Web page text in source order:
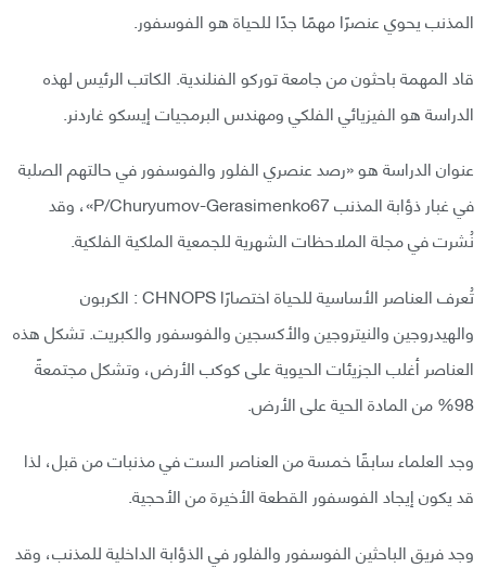
المذنب يحوي عنصرًا مهمًا جدًا للحياة هو الفوسفور.
قاد المهمة باحثون من جامعة توركو الفنلندية. الكاتب الرئيس لهذه
الدراسة هو الفيزيائي الفلكي ومهندس البرمجيات إيسكو غاردنر.
عنوان الدراسة هو «رصد عنصري الفلور والفوسفور في حالتهم الصلبة
في غبار ذؤابة المذنب P/Churyumov-Gerasimenko67»، وقد
نُشرت في مجلة الملاحظات الشهرية للجمعية الملكية الفلكية.
تُعرف العناصر الأساسية للحياة اختصارًا CHNOPS : الكربون
والهيدروجين والنيتروجين والأكسجين والفوسفور والكبريت. تشكل هذه
العناصر أغلب الجزيئات الحيوية على كوكب الأرض، وتشكل مجتمعةً
98% من المادة الحية على الأرض.
وجد العلماء سابقًا خمسة من العناصر الست في مذنبات من قبل، لذا
قد يكون إيجاد الفوسفور القطعة الأخيرة من الأحجية.
وجد فريق الباحثين الفوسفور والفلور في الذؤابة الداخلية للمذنب، وقد